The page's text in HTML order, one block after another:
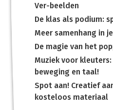
Ver-beelden
De klas als podium:
Meer samenhang in
De magie van het
Muziek voor
beweging en taal!
Spot aan! Creatief
kosteloos materiaal